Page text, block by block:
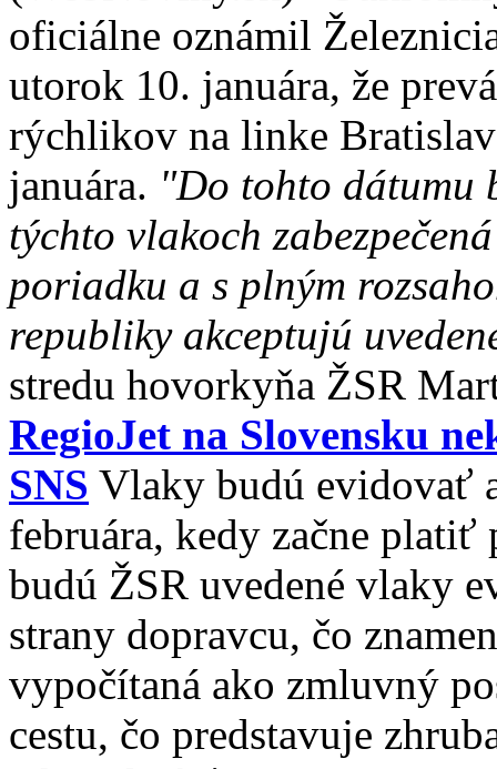
oficiálne oznámil
utorok 10. januára, že
rýchlikov na linke
januára. "Do tohto dátumu
týchto vlakoch
poriadku a s plným
republiky akceptujú
stredu hovorkyňa ŽSR
RegioJet na Slovensku
SNS Vlaky budú evidovať
februára, kedy začne platiť
budú ŽSR uvedené vlaky
strany dopravcu, čo
vypočítaná ako zmluvný
cestu, čo predstavuje